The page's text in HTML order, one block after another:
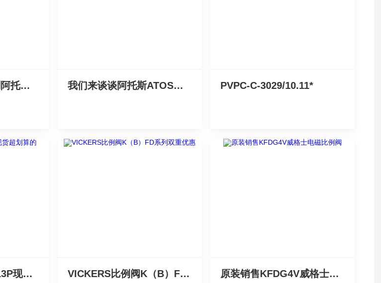
只卖原装PVPC系列阿托斯柱塞泵 我们来谈谈阿托斯ATOS柱塞泵 PVPC-C-3029/10.11*
进口电磁阀DHI-0713P现货超划算的 VICKERS比例阀K（B）FD系列双重优惠 原装销售KFDG4V威格士电磁比例阀